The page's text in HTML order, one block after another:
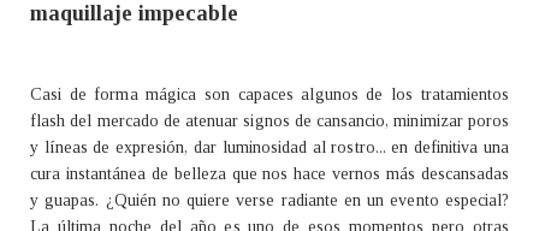
maquillaje impecable
Casi de forma mágica son capaces algunos de los tratamientos
flash del mercado de atenuar signos de cansancio, minimizar poros
y líneas de expresión, dar luminosidad al rostro... en definitiva una
cura instantánea de belleza que nos hace vernos más descansadas
y guapas. ¿Quién no quiere verse radiante en un evento especial?
La última noche del año es uno de esos momentos pero otras